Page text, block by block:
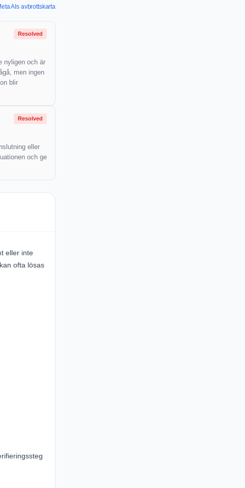
AIs avbrottskarta
Resolved
nyligen och är
men ingen
blir
Resolved
eller
och ge
eller inte
ofta lösas